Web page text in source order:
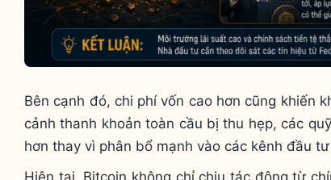
Bên cạnh đó, chi phí vốn cao hơn cũng khiến
cảnh thanh khoản toàn cầu bị thu hẹp, các
hơn thay vì phân bổ mạnh vào các kênh đầu